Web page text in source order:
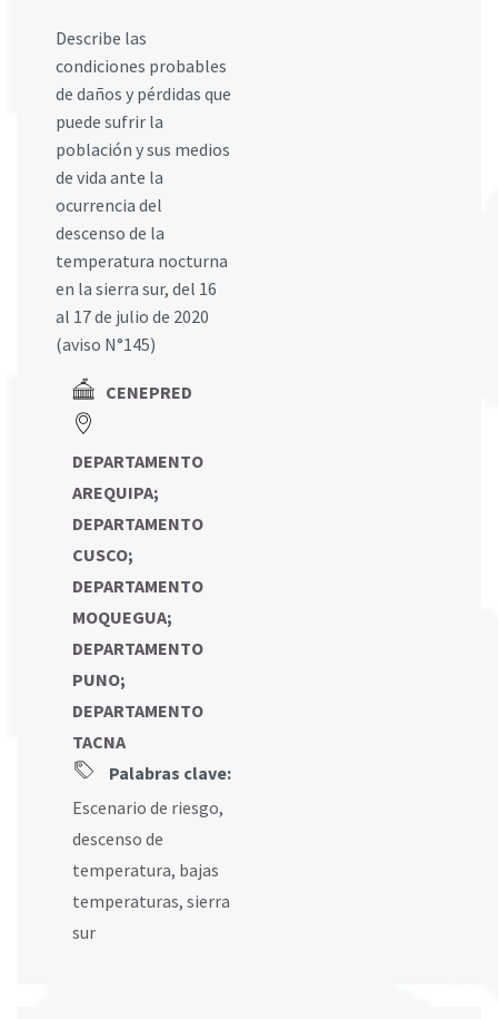
Describe las
condiciones probables
de daños y pérdidas que
puede sufrir la
población y sus medios
de vida ante la
ocurrencia del
descenso de la
temperatura nocturna
en la sierra sur, del 16
al 17 de julio de 2020
(aviso N°145)
CENEPRED
DEPARTAMENTO
AREQUIPA;
DEPARTAMENTO
CUSCO;
DEPARTAMENTO
MOQUEGUA;
DEPARTAMENTO
PUNO;
DEPARTAMENTO
TACNA
Palabras clave:
Escenario de riesgo,
descenso de
temperatura, bajas
temperaturas, sierra
sur